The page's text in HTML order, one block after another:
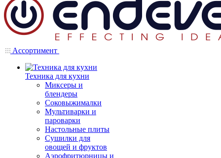
Ассортимент
Техника для кухни
Миксеры и
блендеры
Соковыжималки
Мультиварки и
пароварки
Настольные плиты
Сушилки для
овощей и фруктов
Аэрофритюрницы и